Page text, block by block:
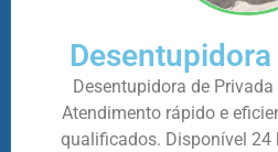
Desentupidora de
Atendimento rápido e
qualificados. Disponível 24